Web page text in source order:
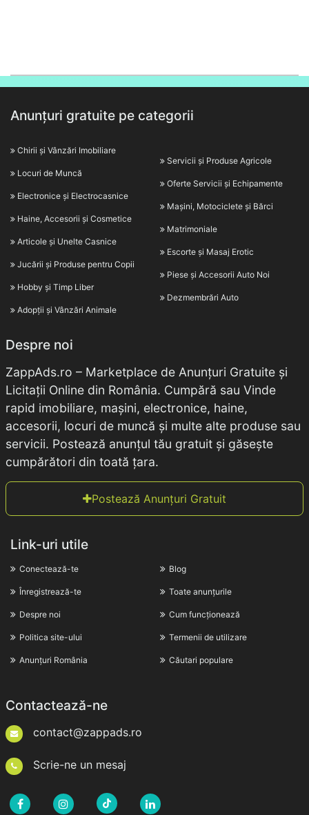
Anunțuri gratuite pe categorii
Chirii și Vânzări Imobiliare
Locuri de Muncă
Electronice și Electrocasnice
Haine, Accesorii și Cosmetice
Articole și Unelte Casnice
Jucării și Produse pentru Copii
Hobby și Timp Liber
Adopții și Vânzări Animale
Servicii și Produse Agricole
Oferte Servicii și Echipamente
Mașini, Motociclete și Bărci
Matrimoniale
Escorte și Masaj Erotic
Piese și Accesorii Auto Noi
Dezmembrări Auto
Despre noi
ZappAds.ro – Marketplace de Anunțuri Gratuite și
Licitații Online din România. Cumpără sau Vinde
rapid imobiliare, mașini, electronice, haine,
accesorii, locuri de muncă și multe alte produse sau
servicii. Postează anunțul tău gratuit și găsește
cumpărători din toată țara.
Postează Anunțuri Gratuit
Link-uri utile
Conectează-te
Înregistrează-te
Despre noi
Politica site-ului
Anunțuri România
Blog
Toate anunțurile
Cum funcționează
Termenii de utilizare
Căutari populare
Contactează-ne
contact@zappads.ro
Scrie-ne un mesaj